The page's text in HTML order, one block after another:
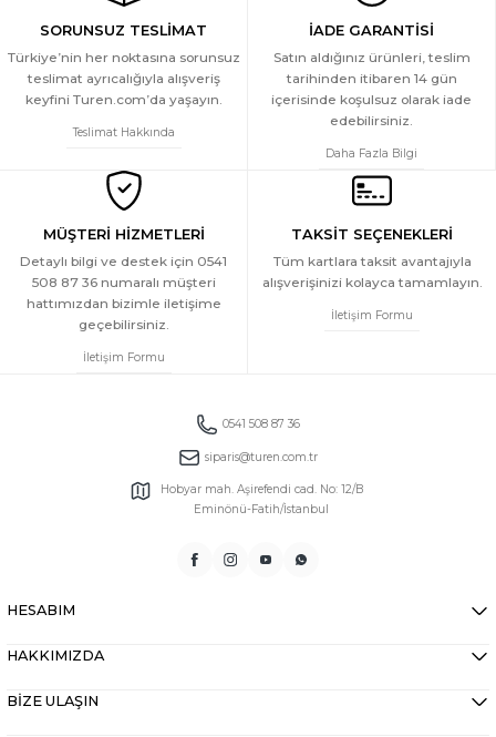
SORUNSUZ TESLİMAT
Türkiye’nin her noktasına sorunsuz
teslimat ayrıcalığıyla alışveriş
keyfini Turen.com’da yaşayın.
Teslimat Hakkında
İADE GARANTİSİ
Satın aldığınız ürünleri, teslim
tarihinden itibaren 14 gün
içerisinde koşulsuz olarak iade
edebilirsiniz.
Daha Fazla Bilgi
MÜŞTERİ HİZMETLERİ
Detaylı bilgi ve destek için 0541
508 87 36 numaralı müşteri
hattımızdan bizimle iletişime
geçebilirsiniz.
İletişim Formu
TAKSİT SEÇENEKLERİ
Tüm kartlara taksit avantajıyla
alışverişinizi kolayca tamamlayın.
İletişim Formu
0541 508 87 36
siparis@turen.com.tr
Hobyar mah. Aşirefendi cad. No: 12/B
Eminönü-Fatih/İstanbul
HESABIM
HAKKIMIZDA
BİZE ULAŞIN